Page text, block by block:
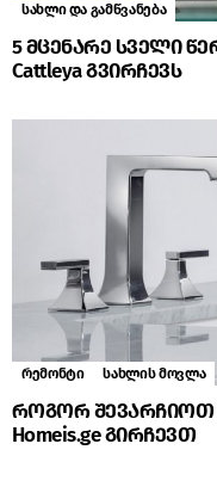
სახლი და გამწვანება
5 მცენარე სველი
Cattleya გვირჩევს
რემონტი სახლის მოვლა
როგორ შევარჩიოთ
Homeis.ge გირჩევთ